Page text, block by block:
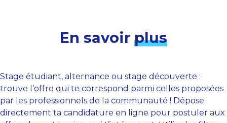
En savoir plus
Stage étudiant, alternance ou stage découverte :
trouve l’offre qui te correspond parmi celles proposées
par les professionnels de la communauté ! Dépose
directement ta candidature en ligne pour postuler aux